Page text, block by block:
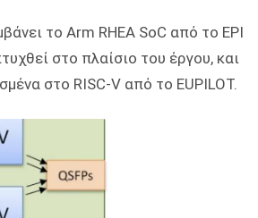
το Arm RHEA SoC από το EPI
στο πλαίσιο του έργου, και
στο RISC-V από το EUPILOT.